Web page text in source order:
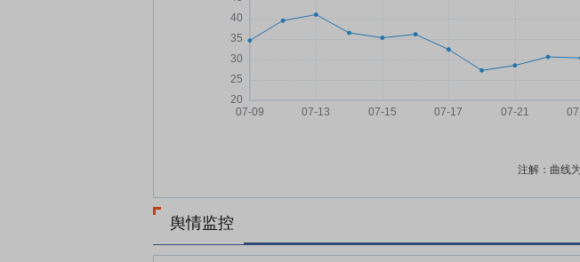
注解：曲线
舆情监控